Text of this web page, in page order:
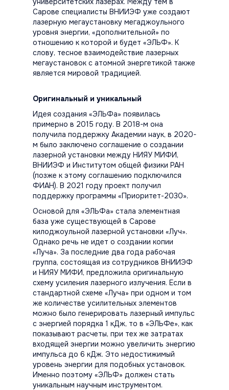
Сарове специалисты ВНИИЭФ уже создают
лазерную мегаустановку мегаджоульного
уровня энергии, «дополнительной» по
отношению к которой и будет «ЭЛЬФ». К
слову, тесное взаимодействие лазерных
мегаустановок с атомной энергетикой также
является мировой традицией.
Оригинальный и уникальный
Идея создания «ЭЛЬФа» появилась
примерно в 2015 году. В 2018-м она
получила поддержку Академии наук, в 2020-
м было заключено соглашение о создании
лазерной установки между НИЯУ МИФИ,
ВНИИЭФ и Институтом общей физики РАН
(позже к этому соглашению подключился
ФИАН). В 2021 году проект получил
поддержку программы «Приоритет-2030».
Основой для «ЭЛЬФа» стала элементная
база уже существующей в Сарове
килоджоульной лазерной установки «Луч».
Однако речь не идет о создании копии
«Луча». За последние два года рабочая
группа, состоящая из сотрудников ВНИИЭФ
и НИЯУ МИФИ, предложила оригинальную
схему усиления лазерного излучения. Если в
стандартной схеме «Луча» при одном и том
же количестве усилительных элементов
можно было генерировать лазерный импульс
с энергией порядка 1 кДж, то в «ЭЛЬФе», как
показывают расчеты, при тех же затратах
входящей энергии можно увеличить энергию
импульса до 6 кДж. Это недостижимый
уровень энергии для подобных установок.
Именно поэтому «ЭЛЬФ» должен стать
уникальным научным инструментом.